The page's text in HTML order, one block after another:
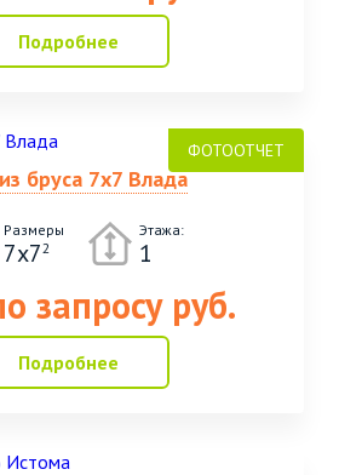
Подробнее
бруса 7х7 Влада
Размеры
7х72
Этажа:
1
запросу руб.
Подробнее